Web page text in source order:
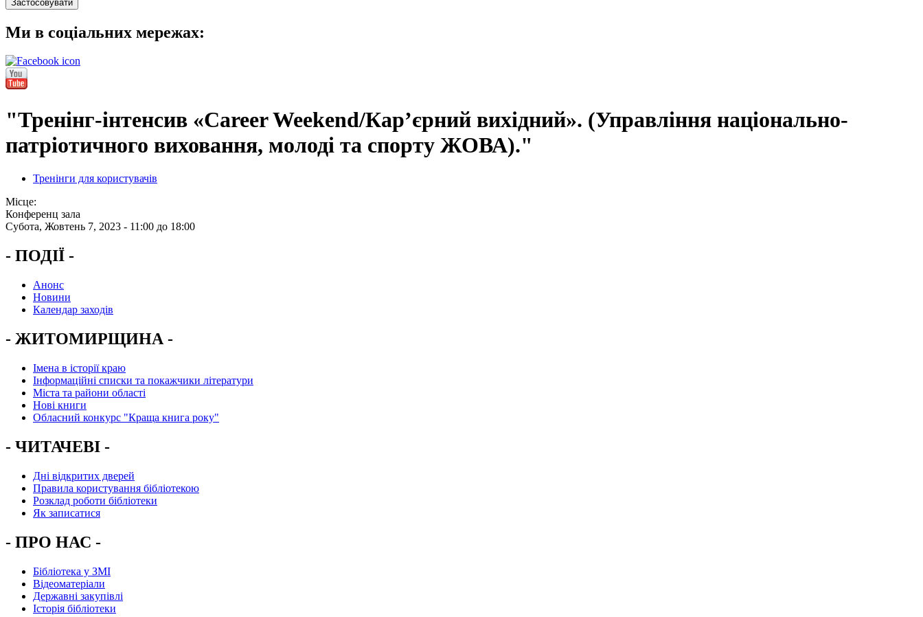
Ми в соціальних мережах:
"Тренінг-інтенсив «Career Weekend/Кар’єрний вихідний». (Управління національно-
патріотичного виховання, молоді та спорту ЖОВА)."
Тренінги для користувачів
Місце:
Конференц зала
Субота, Жовтень 7, 2023 - 11:00 до 18:00
- ПОДІЇ -
Анонс
Новини
Календар заходів
- ЖИТОМИРЩИНА -
Імена в історії краю
Інформаційні списки та покажчики літератури
Міста та райони області
Нові книги
Обласний конкурс "Краща книга року"
- ЧИТАЧЕВІ -
Дні відкритих дверей
Правила користування бібліотекою
Розклад роботи бібліотеки
Як записатися
- ПРО НАС -
Бібліотека у ЗМІ
Відеоматеріали
Державні закупівлі
Історія бібліотеки